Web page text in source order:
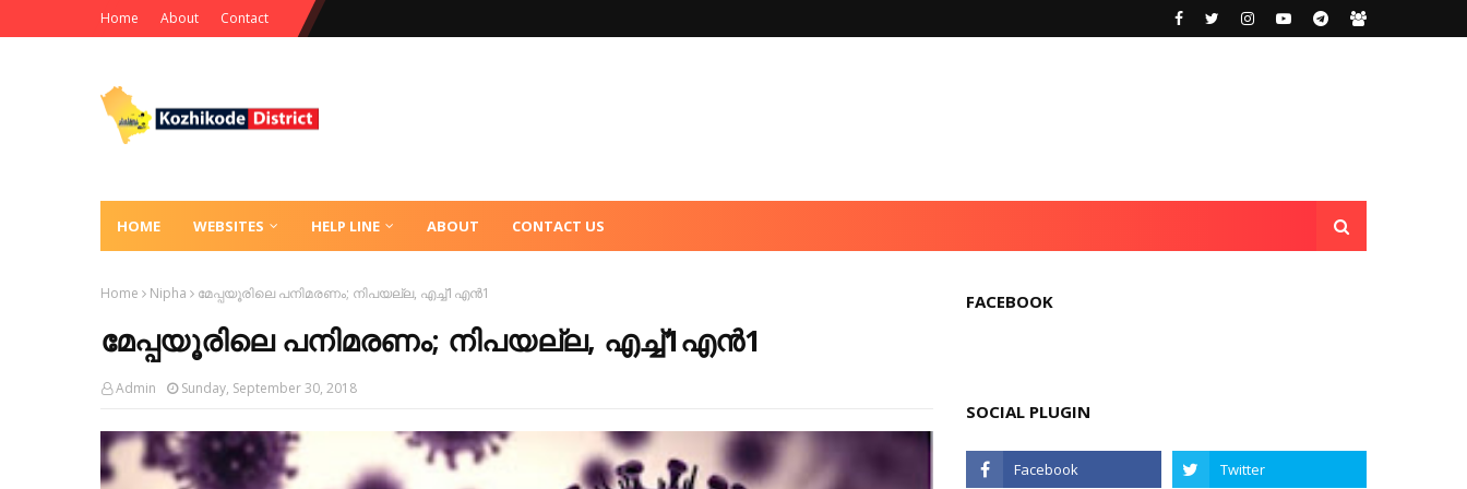
Home About Contact
HOME WEBSITES HELP LINE ABOUT CONTACT US
Home Nipha മേപ്പയൂരിലെ പനിമരണം; നിപയല്ല, എച്ച്1എന്‍1
മേപ്പയൂരിലെ പനിമരണം; നിപയല്ല, എച്ച്1എന്‍1
Admin Sunday, September 30, 2018
FACEBOOK
SOCIAL PLUGIN